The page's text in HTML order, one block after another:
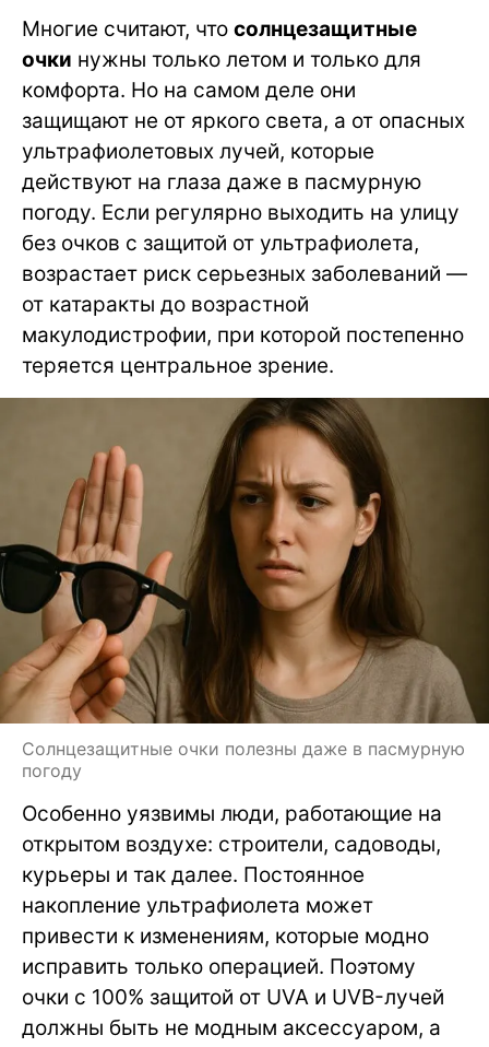
Многие считают, что солнцезащитные
очки нужны только летом и только для
комфорта. Но на самом деле они
защищают не от яркого света, а от опасных
ультрафиолетовых лучей, которые
действуют на глаза даже в пасмурную
погоду. Если регулярно выходить на улицу
без очков с защитой от ультрафиолета,
возрастает риск серьезных заболеваний —
от катаракты до возрастной
макулодистрофии, при которой постепенно
теряется центральное зрение.
Солнцезащитные очки полезны даже в пасмурную
погоду
Особенно уязвимы люди, работающие на
открытом воздухе: строители, садоводы,
курьеры и так далее. Постоянное
накопление ультрафиолета может
привести к изменениям, которые модно
исправить только операцией. Поэтому
очки с 100% защитой от UVA и UVB-лучей
должны быть не модным аксессуаром, а